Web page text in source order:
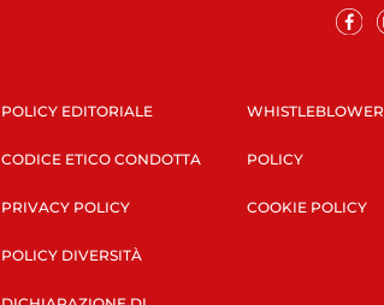
POLICY EDITORIALE
CODICE ETICO CONDOTTA
PRIVACY POLICY
POLICY DIVERSITÀ
WHISTLEBLOWER
POLICY
COOKIE POLICY